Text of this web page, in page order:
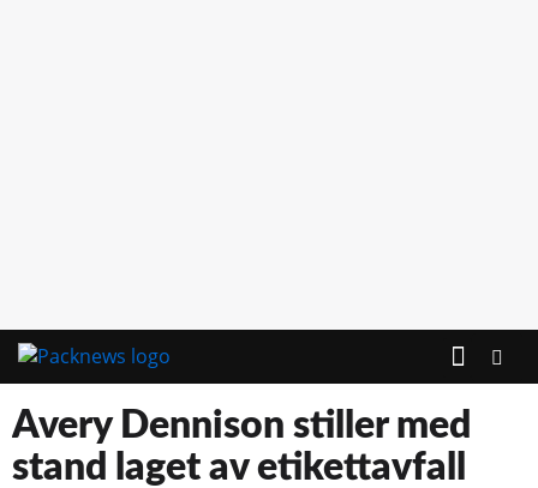
Avery Dennison stiller med
stand laget av etikettavfall